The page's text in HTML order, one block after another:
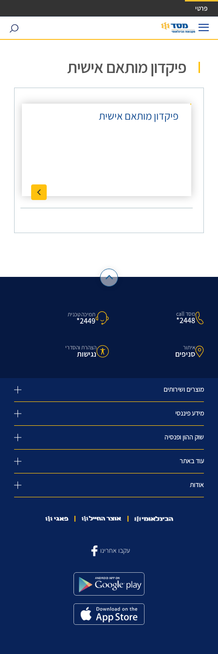
גישה ישירה לכפתור כניסה לחשבונך
פרטי
search
פיקדון מותאם אישית
פיקדון מותאם אישית
מסד call
2448*
תמיכה טכנית
2449*
איתור
סניפים
הצהרת והסדרי
נגישות
מוצרים ושירותים
מידע פיננסי
שוק ההון ופנסיה
עוד באתר
אודות
עקבו אחרינו